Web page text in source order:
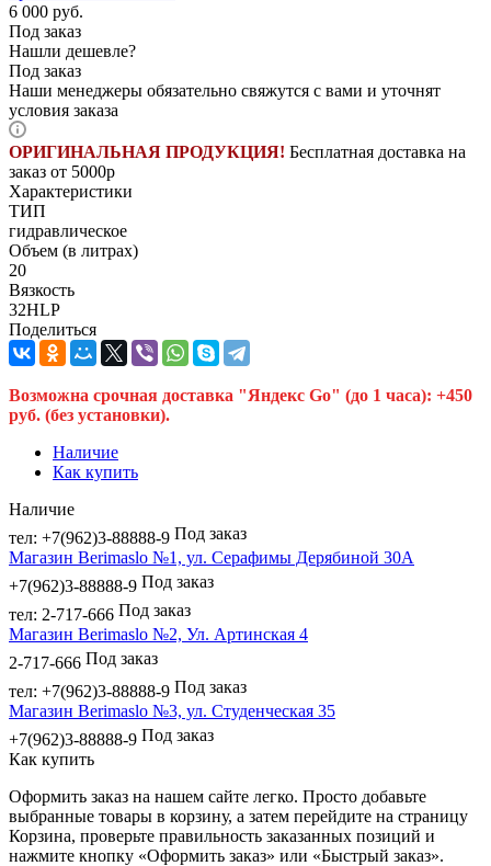
6 000 руб.
Под заказ
Нашли дешевле?
Под заказ
Наши менеджеры обязательно свяжутся с вами и уточнят
условия заказа
ОРИГИНАЛЬНАЯ ПРОДУКЦИЯ! Бесплатная доставка на
заказ от 5000р
Характеристики
ТИП
гидравлическое
Объем (в литрах)
20
Вязкость
32HLP
Поделиться
Возможна срочная доставка "Яндекс Go" (до 1 часа): +450
руб. (без установки).
Наличие
Как купить
Наличие
тел: +7(962)3-88888-9 Под заказ
Магазин Berimaslo №1, ул. Серафимы Дерябиной 30А
+7(962)3-88888-9 Под заказ
тел: 2-717-666 Под заказ
Магазин Berimaslo №2, Ул. Артинская 4
2-717-666 Под заказ
тел: +7(962)3-88888-9 Под заказ
Магазин Berimaslo №3, ул. Студенческая 35
+7(962)3-88888-9 Под заказ
Как купить
Оформить заказ на нашем сайте легко. Просто добавьте
выбранные товары в корзину, а затем перейдите на страницу
Корзина, проверьте правильность заказанных позиций и
нажмите кнопку «Оформить заказ» или «Быстрый заказ».